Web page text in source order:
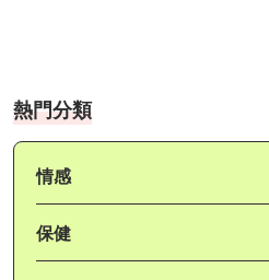
熱門分類
情感
保健